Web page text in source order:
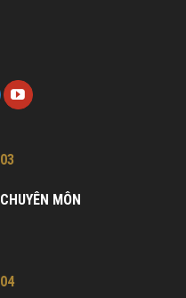
03
CHUYÊN MÔN
04